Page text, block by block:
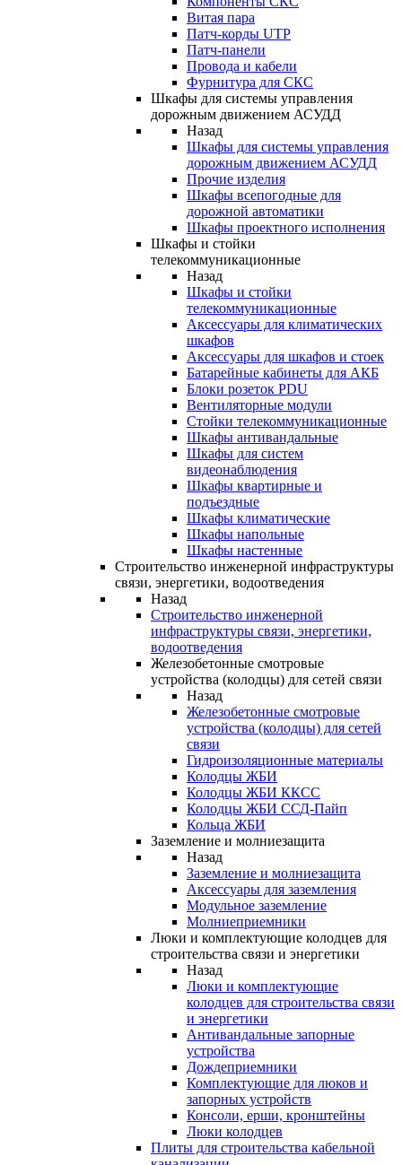
Витая пара
Патч-корды UTP
Патч-панели
Провода и кабели
Фурнитура для СКС
Шкафы для системы управления
дорожным движением АСУДД
Назад
Шкафы для системы управления
дорожным движением АСУДД
Прочие изделия
Шкафы всепогодные для
дорожной автоматики
Шкафы проектного исполнения
Шкафы и стойки
телекоммуникационные
Назад
Шкафы и стойки
телекоммуникационные
Аксессуары для климатических
шкафов
Аксессуары для шкафов и стоек
Батарейные кабинеты для АКБ
Блоки розеток PDU
Вентиляторные модули
Стойки телекоммуникационные
Шкафы антивандальные
Шкафы для систем
видеонаблюдения
Шкафы квартирные и
подъездные
Шкафы климатические
Шкафы напольные
Шкафы настенные
Строительство инженерной инфраструктуры
связи, энергетики, водоотведения
Назад
Строительство инженерной
инфраструктуры связи, энергетики,
водоотведения
Железобетонные смотровые
устройства (колодцы) для сетей связи
Назад
Железобетонные смотровые
устройства (колодцы) для сетей
связи
Гидроизоляционные материалы
Колодцы ЖБИ
Колодцы ЖБИ ККСС
Колодцы ЖБИ ССД-Пайп
Кольца ЖБИ
Заземление и молниезащита
Назад
Заземление и молниезащита
Аксессуары для заземления
Модульное заземление
Молниеприемники
Люки и комплектующие колодцев для
строительства связи и энергетики
Назад
Люки и комплектующие
колодцев для строительства связи
и энергетики
Антивандальные запорные
устройства
Дождеприемники
Комплектующие для люков и
запорных устройств
Консоли, ерши, кронштейны
Люки колодцев
Плиты для строительства кабельной